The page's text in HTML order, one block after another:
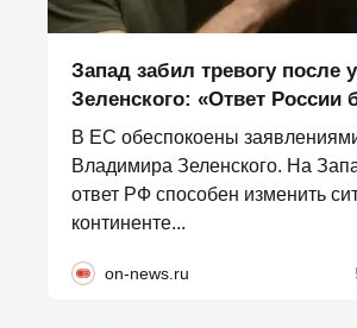
Запад забил тревогу после
Зеленского: «Ответ России
В ЕС обеспокоены
Владимира Зеленского. На
ответ РФ способен изменить
континенте...
on-news.ru